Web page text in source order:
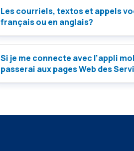
Les courriels, textos et appels
français ou en anglais?
Si je me connecte avec l’appli
passerai aux pages Web des